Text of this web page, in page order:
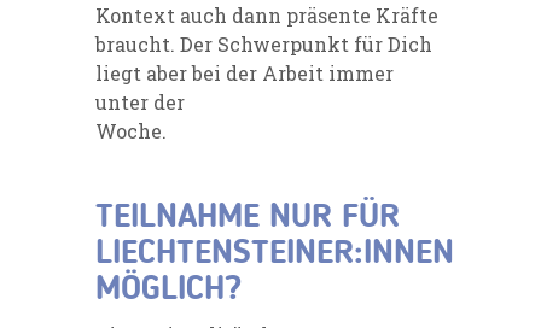
Kontext auch dann präsente Kräfte
braucht. Der Schwerpunkt für Dich
liegt aber bei der Arbeit immer
unter der
Woche.
TEILNAHME NUR FÜR
LIECHTENSTEINER:INNEN
MÖGLICH?